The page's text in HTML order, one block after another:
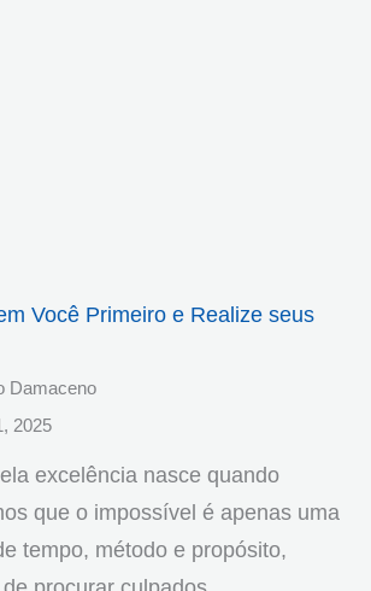
Você Primeiro e Realize seus
Damaceno
2025
excelência nasce quando
que o impossível é apenas uma
tempo, método e propósito,